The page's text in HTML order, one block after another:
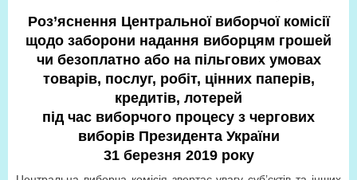
Роз’яснення Центральної виборчої комісії
щодо заборони надання виборцям грошей
чи безоплатно або на пільгових умовах
товарів, послуг, робіт, цінних паперів,
кредитів, лотерей
під час виборчого процесу з чергових
виборів Президента України
31 березня 2019 року